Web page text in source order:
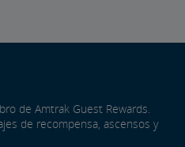
de Amtrak Guest Rewards.
de recompensa, ascensos y